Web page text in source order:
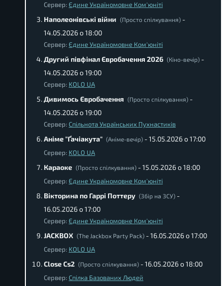
Сервер: Єдине Україномовне Ком'юніті
Наполеонівські війни (Просто спілкування) -
14.05.2026 о 18:00
Сервер: Єдине Україномовне Ком'юніті
Другий півфінал Євробачення 2026 (Кіно-вечір) -
14.05.2026 о 19:00
Сервер: KOLO UA
Дивимось Євробачення (Просто спілкування) -
14.05.2026 о 19:00
Сервер: Спільнота Українських Пухнастиків
Аніме "Ґачіакута" (Аніме-вечір) - 15.05.2026 о 17:00
Сервер: KOLO UA
Караоке (Просто спілкування) - 15.05.2026 о 18:00
Сервер: Єдине Україномовне Ком'юніті
Вікторина по Гаррі Поттеру (Збір на ЗСУ) -
16.05.2026 о 17:00
Сервер: Єдине Україномовне Ком'юніті
JACKBOX (The Jackbox Party Pack) - 16.05.2026 о 17:00
Сервер: KOLO UA
Close Cs2 (Просто спілкування) - 16.05.2026 о 18:00
Сервер: Спілка Базованих Людей